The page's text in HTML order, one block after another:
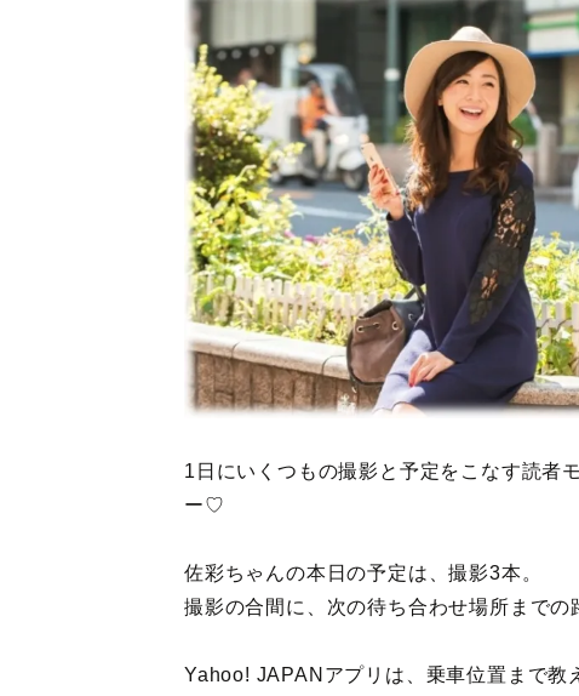
1日にいくつもの撮影と予定をこなす読者
ー♡
佐彩ちゃんの本日の予定は、撮影3本。
撮影の合間に、次の待ち合わせ場所までの
Yahoo! JAPANアプリは、乗車位置まで教